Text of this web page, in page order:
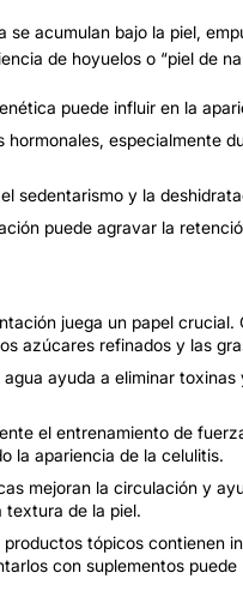
acumulan bajo la piel,
de hoyuelos o “piel de
puede influir en la
hormonales, especialmente
sedentarismo y la
puede agravar la
juega un papel
azúcares refinados y las
ayuda a eliminar
el entrenamiento de
la apariencia de la celulitis.
mejoran la circulación y
textura de la piel.
productos tópicos contienen
con suplementos